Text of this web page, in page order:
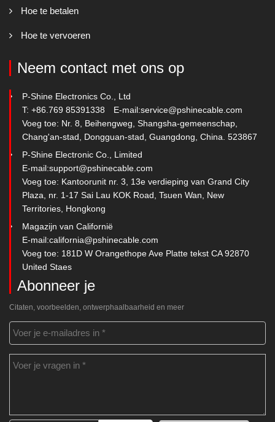
Hoe te betalen
Hoe te vervoeren
Neem contact met ons op
P-Shine Electronics Co., Ltd
T: +86.769 85391338
E-mail:service@pshinecable.com
Voeg toe: Nr. 8, Beihengweg, Shangsha-gemeenschap,
Chang'an-stad, Dongguan-stad, Guangdong, China. 523867
P-Shine Electronic Co., Limited
E-mail:support@pshinecable.com
Voeg toe: Kantoorunit nr. 3, 13e verdieping van Grand City
Plaza, nr. 1-17 Sai Lau KOK Road, Tsuen Wan, New
Territories, Hongkong
Magazijn van Californië
E-mail:california@pshinecable.com
Voeg toe: 181D W Orangethope Ave Platte tekst CA 92870
United Staes
Abonneer je
Citaten, voorbeelden, ontwerphaalbaarheid en meer